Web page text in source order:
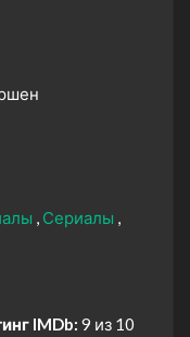
Сериалы
IMDb: 9 из 10